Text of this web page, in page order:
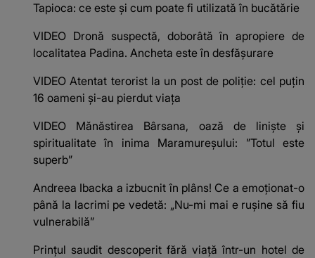
Tapioca: ce este și cum poate fi utilizată în bucătărie
VIDEO Dronă suspectă, doborâtă în apropiere de
localitatea Padina. Ancheta este în desfășurare
VIDEO Atentat terorist la un post de poliție: cel puțin
16 oameni și-au pierdut viața
VIDEO Mănăstirea Bârsana, oază de liniște și
spiritualitate în inima Maramureșului: ”Totul este
superb”
Andreea Ibacka a izbucnit în plâns! Ce a emoționat-o
până la lacrimi pe vedetă: „Nu-mi mai e rușine să fiu
vulnerabilă”
Prințul saudit descoperit fără viață într-un hotel de